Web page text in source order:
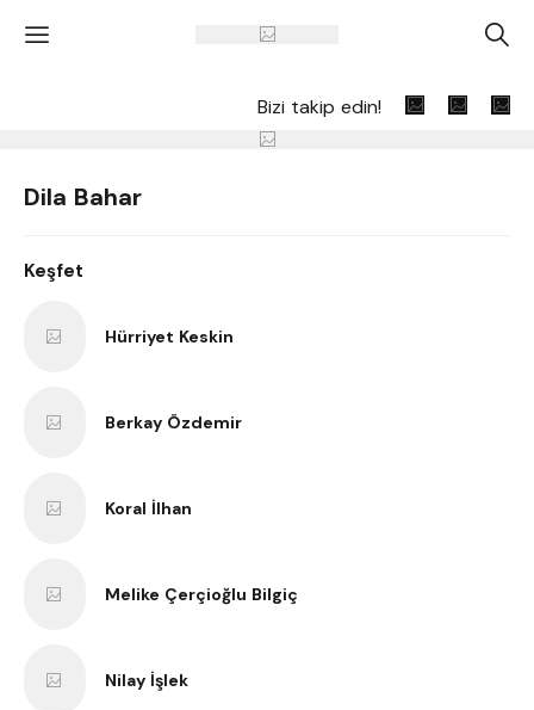
' A
Bizi takip edin!
Dila Bahar
Keşfet
Hürriyet Keskin
Berkay Özdemir
Koral İlhan
Melike Çerçioğlu Bilgiç
Nilay İşlek